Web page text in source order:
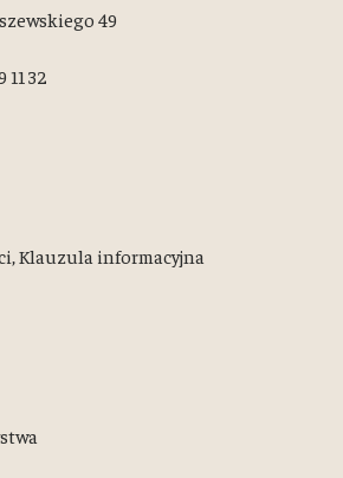
49
11 32
Klauzula informacyjna